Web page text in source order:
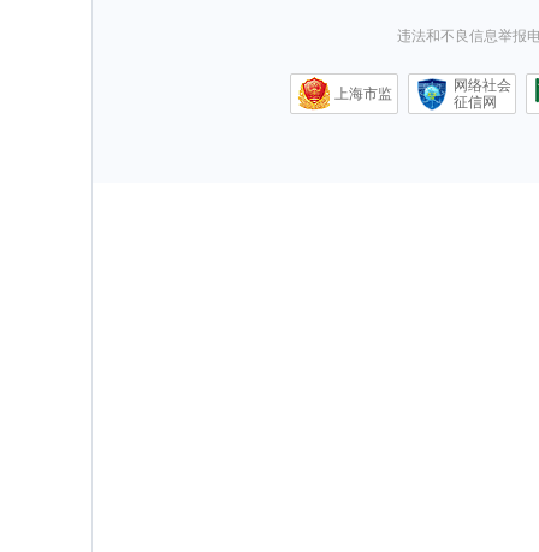
违法和不良信息举报
上海市监
网络社会
征信网